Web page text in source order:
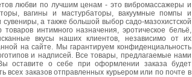
любви по лучшим ценам - это вибромассажеры и
вагины и мастурбаторы, вакуумные помпы и
а также большой выбор садо-мазохистской
интимного назначения, эротическое бельё,
вкусы наших клиентов, независимо от их
на сайте. Мы гарантируем конфиденциальность
и надписей. Все товары, предлагаемые нами
оставите о себе при оформлении заказа будет
всех заказов отправленных курьером или по почте в